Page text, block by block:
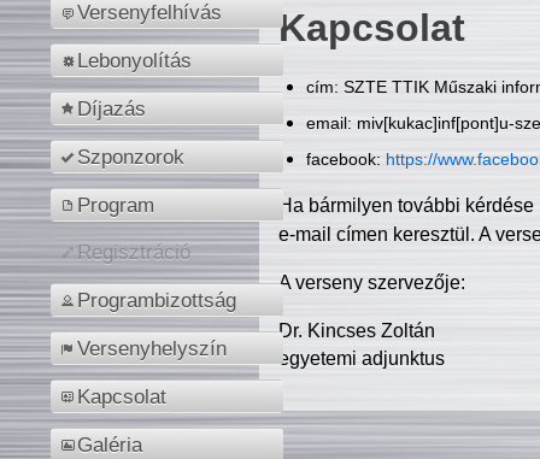
Versenyfelhívás
Lebonyolítás
Díjazás
Szponzorok
Program
Regisztráció
Programbizottság
Versenyhelyszín
Kapcsolat
Galéria
Kapcsolat
cím: SZTE TTIK Műszaki
email: miv[kukac]inf[pont]u-
facebook: https://
Ha bármilyen további
e-mail címen keresztül. A
A verseny szervezője:
Dr. Kincses Zoltán
egyetemi adjunktus